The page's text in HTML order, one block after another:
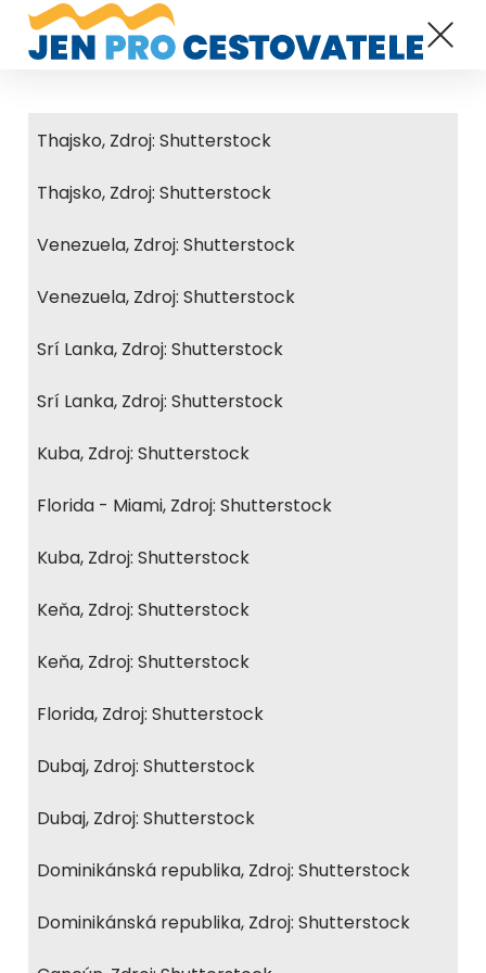
Thajsko, Zdroj: Shutterstock
Thajsko, Zdroj: Shutterstock
Venezuela, Zdroj: Shutterstock
Venezuela, Zdroj: Shutterstock
Srí Lanka, Zdroj: Shutterstock
Srí Lanka, Zdroj: Shutterstock
Kuba, Zdroj: Shutterstock
Florida - Miami, Zdroj: Shutterstock
Kuba, Zdroj: Shutterstock
Keňa, Zdroj: Shutterstock
Keňa, Zdroj: Shutterstock
Florida, Zdroj: Shutterstock
Dubaj, Zdroj: Shutterstock
Dubaj, Zdroj: Shutterstock
Dominikánská republika, Zdroj: Shutterstock
Dominikánská republika, Zdroj: Shutterstock